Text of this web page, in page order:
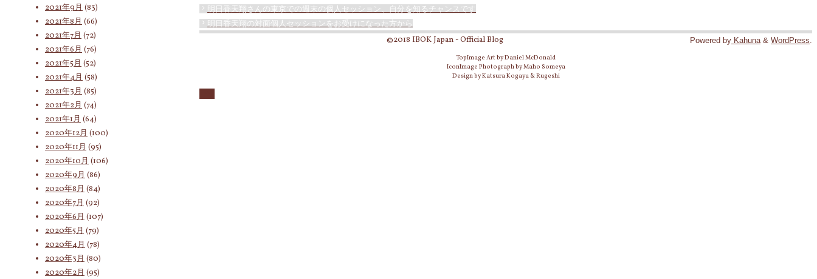
2021年9月 (83)
2021年8月 (66)
2021年7月 (72)
2021年6月 (76)
2021年5月 (52)
2021年4月 (58)
2021年3月 (85)
2021年2月 (74)
2021年1月 (64)
2020年12月 (100)
2020年11月 (95)
2020年10月 (106)
2020年9月 (86)
2020年8月 (84)
2020年7月 (92)
2020年6月 (107)
2020年5月 (79)
2020年4月 (78)
2020年3月 (80)
2020年2月 (95)
明日香天翔さんの東京での週末の個人セッション、自分を知るチャンスです
明日香天翔の対面個人セッションをお受けになった方から
Powered by Kahuna & WordPress
©2018 IBOK Japan - Official Blog
TopImage Art by Daniel McDonald
IconImage Photograph by Maho Someya
Design by Katsura Kogayu & Rugeshi